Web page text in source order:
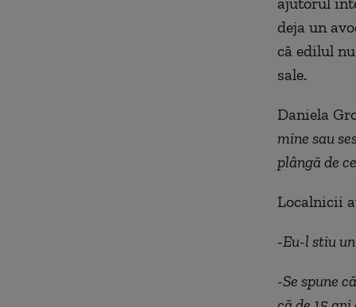
deja un
că edilul
sale.
Daniela
mine sau
plângă de
Localnicii
-Eu-l stiu
-Se spune